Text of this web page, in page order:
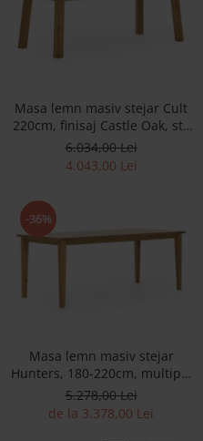
Masa lemn masiv stejar Cult
220cm, finisaj Castle Oak, stil
rustic SALE
6.034,00 Lei
4.043,00 Lei
-36%
Masa lemn masiv stejar
Hunters, 180-220cm, multiple
finisaje disponibile, stil rustic
5.278,00 Lei
de la 3.378,00 Lei